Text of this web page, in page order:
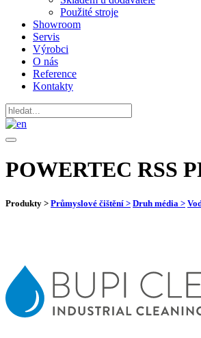
Použité stroje
Showroom
Servis
Výrobci
O nás
Reference
Kontakty
POWERTEC RSS
Produkty > Průmyslové čištění > Druh média >